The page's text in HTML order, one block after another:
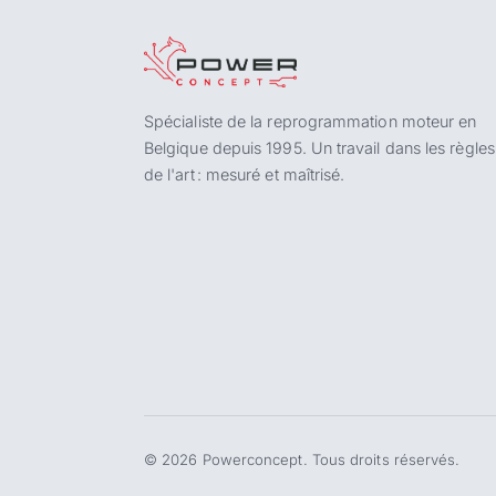
Spécialiste de la reprogrammation moteur en
Belgique depuis 1995. Un travail dans les règles
de l'art : mesuré et maîtrisé.
© 2026 Powerconcept. Tous droits réservés.